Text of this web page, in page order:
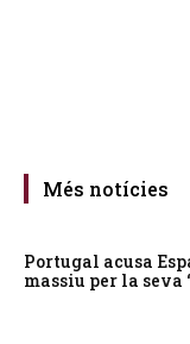
Més notícies
Portugal acusa
massiu per la